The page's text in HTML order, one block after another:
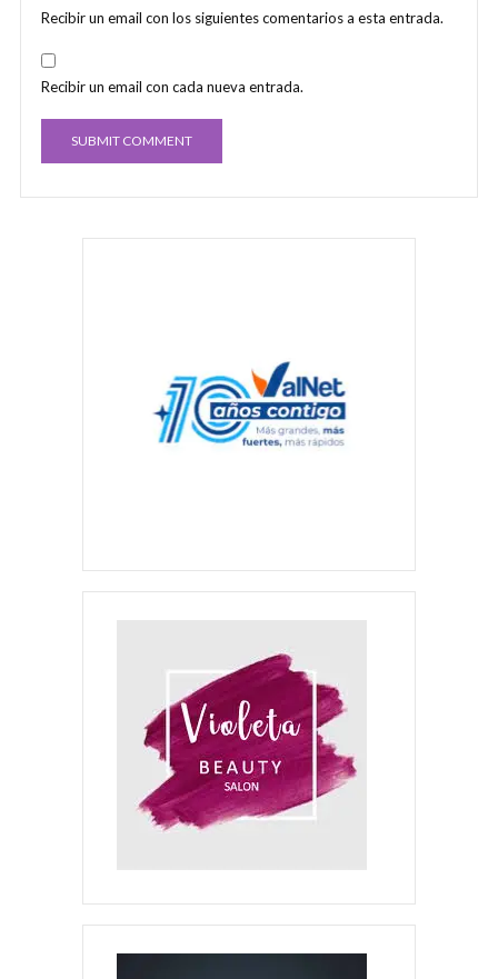
Recibir un email con los siguientes comentarios a esta entrada.
Recibir un email con cada nueva entrada.